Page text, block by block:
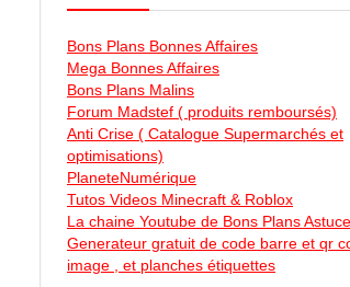
Bons Plans Bonnes Affaires
Mega Bonnes Affaires
Bons Plans Malins
Forum Madstef ( produits remboursés)
Anti Crise ( Catalogue Supermarchés et
optimisations)
PlaneteNumérique
Tutos Videos Minecraft & Roblox
La chaine Youtube de Bons Plans Astuce
Generateur gratuit de code barre et qr
image , et planches étiquettes